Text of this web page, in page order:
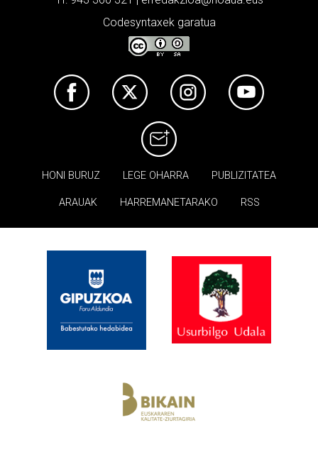
Codesyntaxek garatua
HONI BURUZ LEGE OHARRA PUBLIZITATEA
ARAUAK HARREMANETARAKO RSS